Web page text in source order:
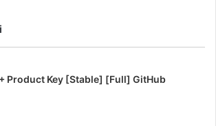
Product Key [Stable] [Full] GitHub